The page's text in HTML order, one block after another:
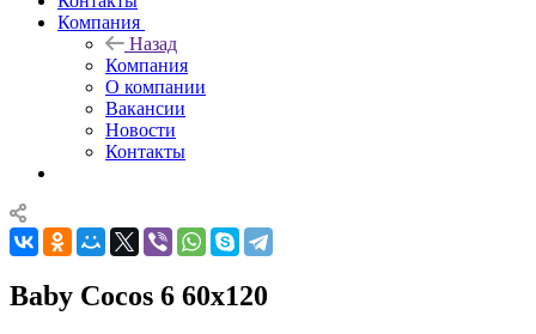
Компания
Назад
Компания
О компании
Вакансии
Новости
Контакты
Baby Cocos 6 60x120